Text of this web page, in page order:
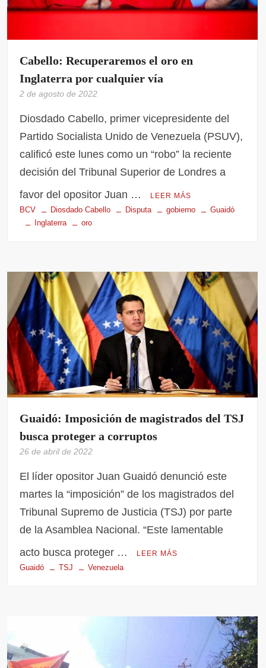
Cabello: Recuperaremos el oro en
Inglaterra por cualquier vía
2 de agosto de 2022
Diosdado Cabello, primer vicepresidente del
Partido Socialista Unido de Venezuela (PSUV),
calificó este lunes como un “robo” la reciente
decisión del Tribunal Superior de Londres a
favor del opositor Juan …
LEER MÁS
BCV Diosdado Cabello Disputa gobierno
Guaidó
Inglaterra
oro
Guaidó: Imposición de magistrados del TSJ
busca proteger a corruptos
26 de abril de 2022
El líder opositor Juan Guaidó denunció este
martes la “imposición” de los magistrados del
Tribunal Supremo de Justicia (TSJ) por parte
de la Asamblea Nacional. “Este lamentable
acto busca proteger …
LEER MÁS
Guaidó TSJ Venezuela